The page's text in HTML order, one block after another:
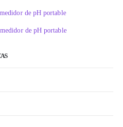
de pH portable
de pH portable